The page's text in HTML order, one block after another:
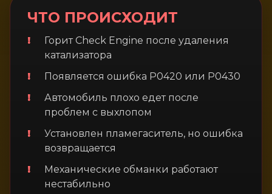
ЧТО ПРОИСХОДИТ
Горит Check Engine после удаления
катализатора
Появляется ошибка P0420 или P0430
Автомобиль плохо едет после
проблем с выхлопом
Установлен пламегаситель, но ошибка
возвращается
Механические обманки работают
нестабильно